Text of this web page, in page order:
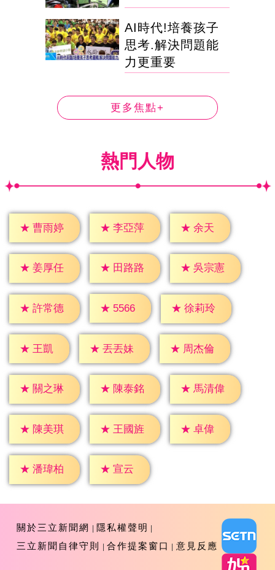
AI時代!培養孩子
思考.解決問題能
力更重要
更多焦點+
熱門人物
★ 曹雨婷 ★ 李亞萍 ★ 余天
★ 姜厚任 ★ 田路路 ★ 吳宗憲
★ 許常德 ★ 5566 ★ 徐莉玲
★ 王凱 ★ 丟丟妹 ★ 周杰倫
★ 關之琳 ★ 陳泰銘 ★ 馬清偉
★ 陳美琪 ★ 王國旌 ★ 卓偉
★ 潘瑋柏 ★ 宣云
關於三立新聞網
隱私權聲明
三立新聞自律守則
合作提案窗口 意見反應